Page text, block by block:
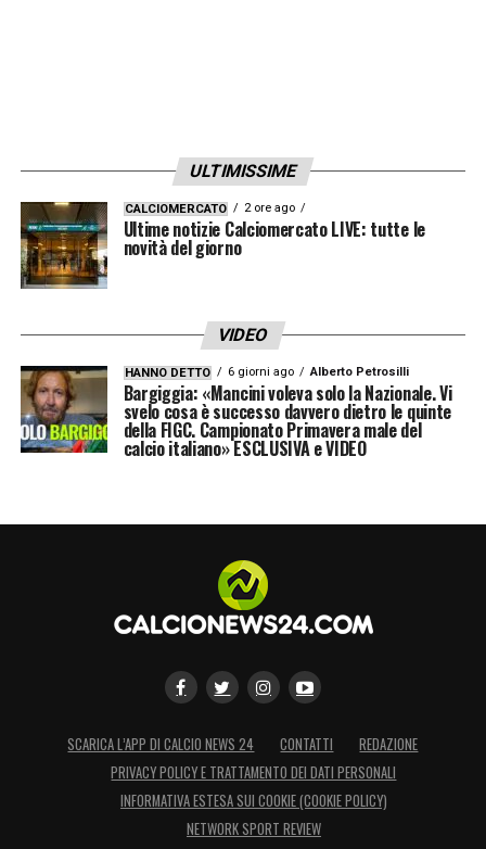
ULTIMISSIME
CALCIOMERCATO 2 ore ago
Ultime notizie Calciomercato LIVE: tutte le
novità del giorno
VIDEO
HANNO DETTO 6 giorni ago Alberto Petrosilli
Bargiggia: «Mancini voleva solo la Nazionale. Vi
svelo cosa è successo davvero dietro le quinte
della FIGC. Campionato Primavera male del
calcio italiano» ESCLUSIVA e VIDEO
SCARICA L’APP DI CALCIO NEWS 24 CONTATTI
REDAZIONE
PRIVACY POLICY E TRATTAMENTO DEI DATI PERSONALI
INFORMATIVA ESTESA SUI COOKIE (COOKIE POLICY)
NETWORK SPORT REVIEW